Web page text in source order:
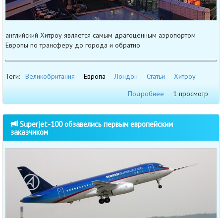
английский Хитроу является самым драгоценным аэропортом
Европы по трансферу до города и обратно
Теги: Великобритания Европа Лондон Статьи
Хитроу
Подробнее
1 просмотр
Superjet-100 обзавелись первым европейским
заказчиком